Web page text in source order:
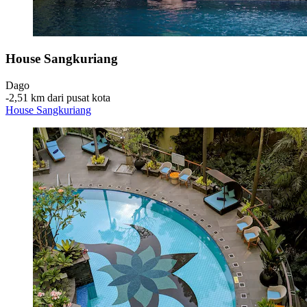
House Sangkuriang
Dago
‐2,51 km dari pusat kota
House Sangkuriang